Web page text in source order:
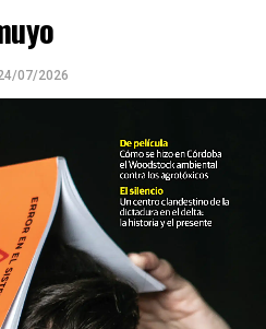
07/2026